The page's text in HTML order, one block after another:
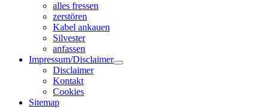
alles fressen
zerstören
Kabel ankauen
Silvester
anfassen
Impressum/Disclaimer
Disclaimer
Kontakt
Cookies
Sitemap